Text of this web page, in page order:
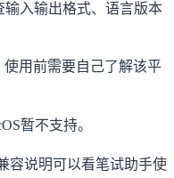
入输出格式、语言版本
用前需要自己了解该平
暂不支持。
容说明可以看笔试助手使